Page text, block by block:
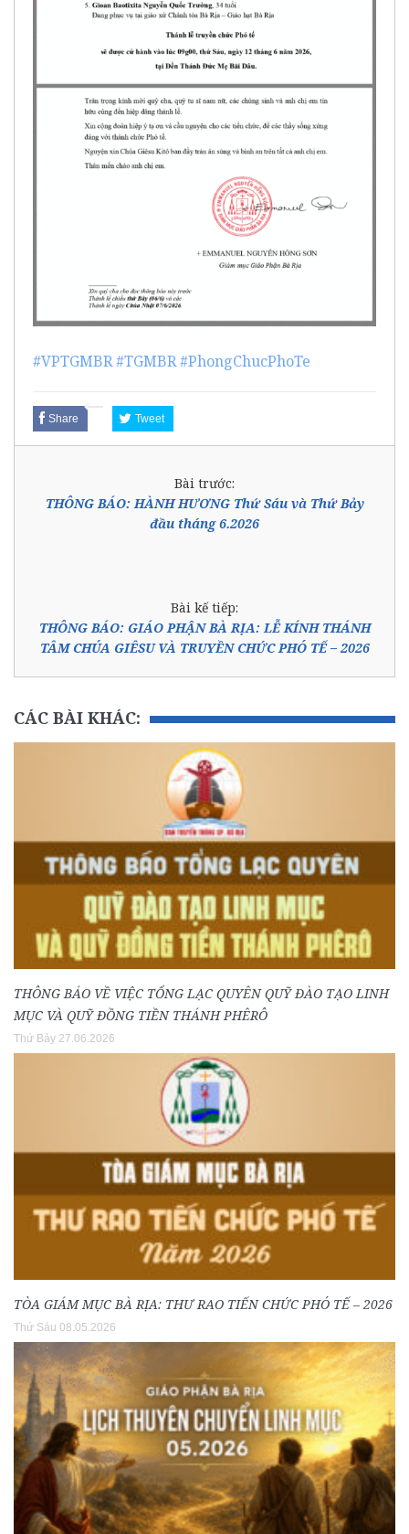
#VPTGMBR#TGMBR#PhongChucPhoTe
Share Tweet
Bài trước:
THÔNG BÁO: HÀNH HƯƠNG Thứ Sáu và Thứ Bảy
đầu tháng 6.2026
Bài kế tiếp:
THÔNG BÁO: GIÁO PHẬN BÀ RỊA: LỄ KÍNH THÁNH
TÂM CHÚA GIÊSU VÀ TRUYỀN CHỨC PHÓ TẾ – 2026
CÁC BÀI KHÁC:
THÔNG BÁO VỀ VIỆC TỔNG LẠC QUYÊN QUỸ ĐÀO TẠO LINH
MỤC VÀ QUỸ ĐỒNG TIỀN THÁNH PHÊRÔ
Thứ Bảy 27.06.2026
TÒA GIÁM MỤC BÀ RỊA: THƯ RAO TIẾN CHỨC PHÓ TẾ – 2026
Thứ Sáu 08.05.2026